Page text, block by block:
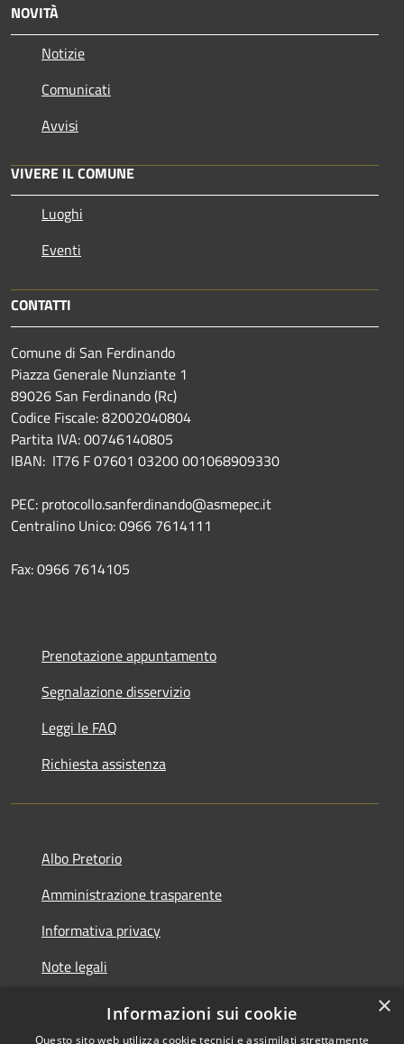
NOVITÀ
Notizie
Comunicati
Avvisi
VIVERE IL COMUNE
Luoghi
Eventi
CONTATTI
Comune di San Ferdinando
Piazza Generale Nunziante 1
89026 San Ferdinando (Rc)
Codice Fiscale: 82002040804
Partita IVA: 00746140805
IBAN: IT76 F 07601 03200 001068909330
PEC: protocollo.sanferdinando@asmepec.it
Centralino Unico: 0966 7614111
Fax: 0966 7614105
Prenotazione appuntamento
Segnalazione disservizio
Leggi le FAQ
Richiesta assistenza
Albo Pretorio
Amministrazione trasparente
Informativa privacy
Note legali
Dichiarazione di accessibilità
×
Informazioni sui cookie
Questo sito web utilizza cookie tecnici e assimilati strettamente